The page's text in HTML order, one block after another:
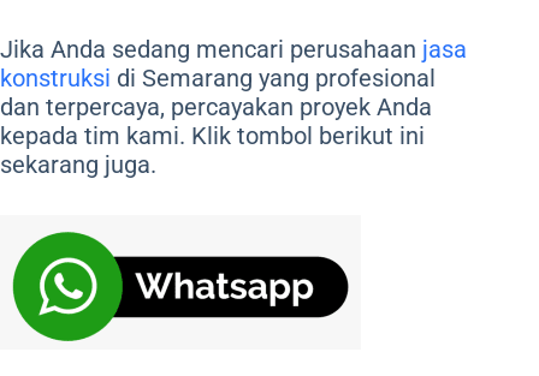
Jika Anda sedang mencari perusahaan jasa
konstruksi di Semarang yang profesional
dan terpercaya, percayakan proyek Anda
kepada tim kami. Klik tombol berikut ini
sekarang juga.